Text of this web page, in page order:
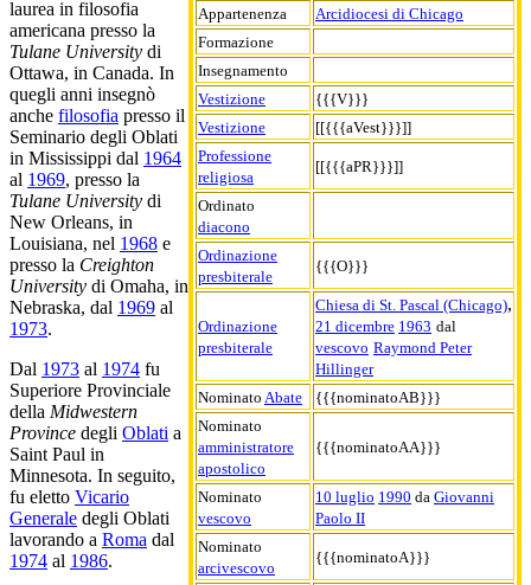
Appartenenza
Arcidiocesi di Chicago
Formazione
Insegnamento
Vestizione
{{{V}}}
Vestizione
[[{{{aVest}}}]]
Professione
religiosa
[[{{{aPR}}}]]
Ordinato
diacono
Ordinazione
presbiterale
{{{O}}}
Ordinazione
presbiterale
Chiesa di St. Pascal (Chicago),
21 dicembre 1963 dal
vescovo Raymond Peter
Hillinger
Nominato Abate
{{{nominatoAB}}}
Nominato
amministratore
apostolico
{{{nominatoAA}}}
Nominato
vescovo
10 luglio 1990 da Giovanni
Paolo II
Nominato
arcivescovo
{{{nominatoA}}}
laurea in filosofia
americana presso la
Tulane University di
Ottawa, in Canada. In
quegli anni insegnò
anche filosofia presso il
Seminario degli Oblati
in Mississippi dal 1964
al 1969, presso la
Tulane University di
New Orleans, in
Louisiana, nel 1968 e
presso la Creighton
University di Omaha, in
Nebraska, dal 1969 al
1973.
Dal 1973 al 1974 fu
Superiore Provinciale
della Midwestern
Province degli Oblati a
Saint Paul in
Minnesota. In seguito,
fu eletto Vicario
Generale degli Oblati
lavorando a Roma dal
1974 al 1986.